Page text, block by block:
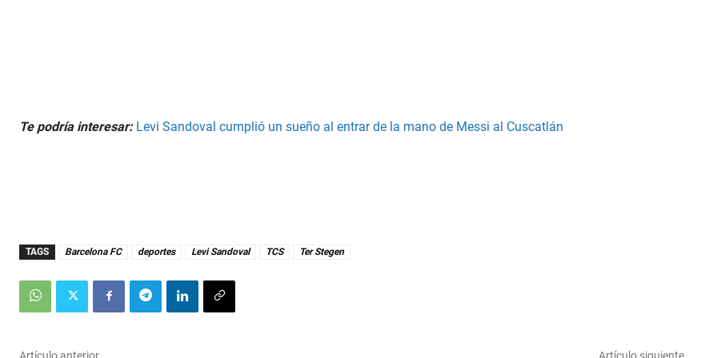
Te podría interesar: Levi Sandoval cumplió un sueño al entrar de la mano de Messi al Cuscatlán
TAGS Barcelona FC deportes Levi Sandoval TCS Ter Stegen